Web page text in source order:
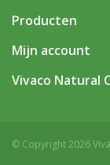
Producten
Mijn account
Vivaco Natural
© Copyright 2026